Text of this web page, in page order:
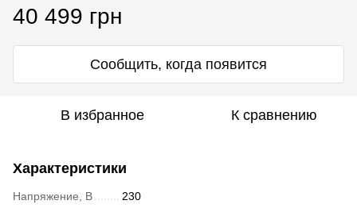
40 499 грн
Сообщить, когда появится
В избранное К сравнению
Характеристики
Напряжение, В 230